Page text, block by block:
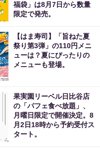
福袋」は8月7日から数量
限定で発売。
【はま寿司】「旨ねた夏
祭り第3弾」の110円メニ
ューは？夏にぴったりの
メニューも登場。
果実園リーベル日比谷店
の「パフェ食べ放題」、
月曜日限定で開催決定。8
月2日18時から予約受付ス
タート。